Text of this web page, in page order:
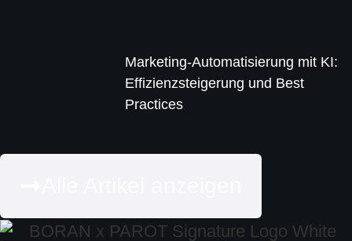
Marketing-Automatisierung mit KI:
Effizienzsteigerung und Best
Practices